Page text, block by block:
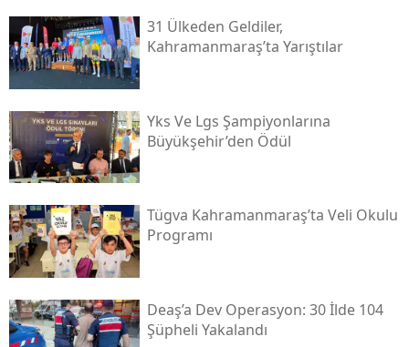
31 Ülkeden Geldiler,
Kahramanmaraş’ta Yarıştılar
Yks Ve Lgs Şampiyonlarına
Büyükşehir’den Ödül
Tügva Kahramanmaraş’ta Veli Okulu
Programı
Deaş’a Dev Operasyon: 30 İlde 104
Şüpheli Yakalandı